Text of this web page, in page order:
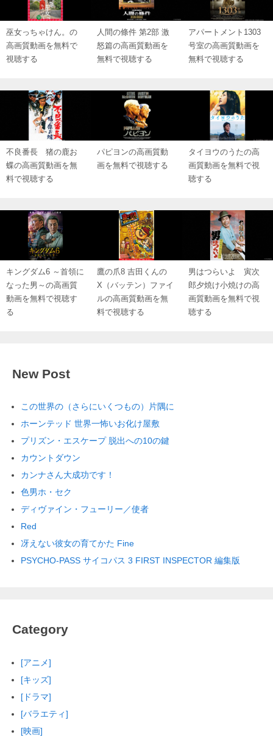
巫女っちゃけん。の
高画質動画を無料で
視聴する
人間の條件 第2部 激
怒篇の高画質動画を
無料で視聴する
アパートメント1303
号室の高画質動画を
無料で視聴する
不良番長 猪の鹿お
蝶の高画質動画を無
料で視聴する
パピヨンの高画質動
画を無料で視聴する
タイヨウのうたの高
画質動画を無料で視
聴する
キングダム6 ～首領に
なった男～の高画質
動画を無料で視聴す
る
鷹の爪8 吉田くんの
X（バッテン）ファイ
ルの高画質動画を無
料で視聴する
男はつらいよ 寅次
郎夕焼け小焼けの高
画質動画を無料で視
聴する
New Post
この世界の（さらにいくつもの）片隅に
ホーンテッド 世界一怖いお化け屋敷
プリズン・エスケープ 脱出への10の鍵
カウントダウン
カンナさん大成功です！
色男ホ・セク
ディヴァイン・フューリー／使者
Red
冴えない彼女の育てかた Fine
PSYCHO-PASS サイコパス 3 FIRST INSPECTOR 編集版
Category
[アニメ]
[キッズ]
[ドラマ]
[バラエティ]
[映画]